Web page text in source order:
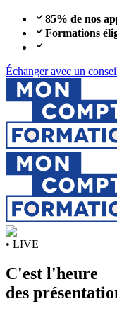
85% de nos
Formations
Échanger avec un
• LIVE
C'est l'heure
des